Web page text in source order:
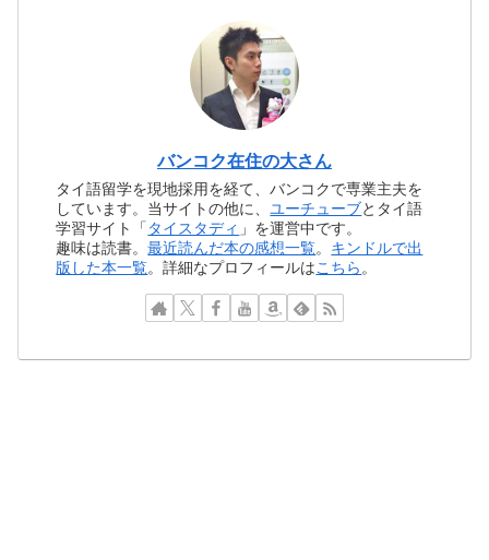
バンコク在住の大さん
タイ語留学を現地採用を経て、バンコクで専業主夫を
しています。当サイトの他に、ユーチューブとタイ語
学習サイト「 タイスタディ 」を運営中です。
趣味は読書。最近読んだ本の感想一覧。 キンドルで出
版した本一覧。詳細なプロフィールはこちら。